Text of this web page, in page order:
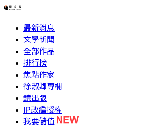
最新消息
文學新聞
全部作品
排行榜
焦點作家
徐淑卿專欄
鏡出版
IP改編授權
我要儲值